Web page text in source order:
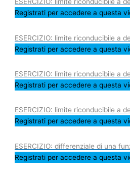
ESERCIZIO: limite riconducibile a
Registrati per accedere a questa
ESERCIZIO: limite riconducibile a
Registrati per accedere a questa
ESERCIZIO: limite riconducibile a
Registrati per accedere a questa
ESERCIZIO: limite riconducibile a
Registrati per accedere a questa
ESERCIZIO: differenziale di una
Registrati per accedere a questa